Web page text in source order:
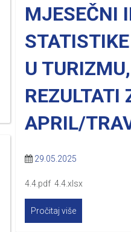
MJESEČNI
U
REZULTATI
APRIL/
29.05.2025
4.4.pdf 4.4.xlsx
Pročitaj više